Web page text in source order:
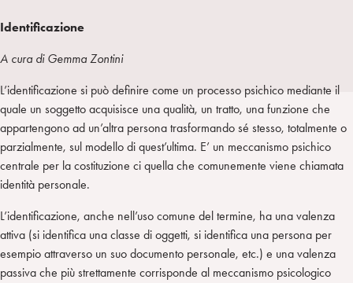
A
L
a
p
n
e
i
n
i
t
e
r
g
a
m
Identificazione
A cura di Gemma Zontini
L’identificazione si può definire come un processo psichico mediante il
quale un soggetto acquisisce una qualità, un tratto, una funzione che
appartengono ad un’altra persona trasformando sé stesso, totalmente o
parzialmente, sul modello di quest’ultima. E’ un meccanismo psichico
centrale per la costituzione ci quella che comunemente viene chiamata
identità personale.
L’identificazione, anche nell’uso comune del termine, ha una valenza
attiva (si identifica una classe di oggetti, si identifica una persona per
esempio attraverso un suo documento personale, etc.) e una valenza
passiva che più strettamente corrisponde al meccanismo psicologico